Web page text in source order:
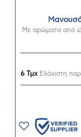
Με αρώματα από
6 ΤμχΕλάχιστη